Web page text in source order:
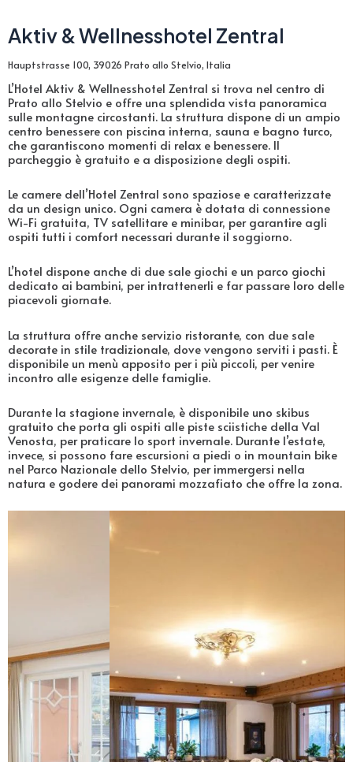
Aktiv & Wellnesshotel Zentral
Hauptstrasse 100, 39026 Prato allo Stelvio, Italia
L’Hotel Aktiv & Wellnesshotel Zentral si trova nel centro di
Prato allo Stelvio e offre una splendida vista panoramica
sulle montagne circostanti. La struttura dispone di un ampio
centro benessere con piscina interna, sauna e bagno turco,
che garantiscono momenti di relax e benessere. Il
parcheggio è gratuito e a disposizione degli ospiti.
Le camere dell’Hotel Zentral sono spaziose e caratterizzate
da un design unico. Ogni camera è dotata di connessione
Wi-Fi gratuita, TV satellitare e minibar, per garantire agli
ospiti tutti i comfort necessari durante il soggiorno.
L’hotel dispone anche di due sale giochi e un parco giochi
dedicato ai bambini, per intrattenerli e far passare loro delle
piacevoli giornate.
La struttura offre anche servizio ristorante, con due sale
decorate in stile tradizionale, dove vengono serviti i pasti. È
disponibile un menù apposito per i più piccoli, per venire
incontro alle esigenze delle famiglie.
Durante la stagione invernale, è disponibile uno skibus
gratuito che porta gli ospiti alle piste sciistiche della Val
Venosta, per praticare lo sport invernale. Durante l’estate,
invece, si possono fare escursioni a piedi o in mountain bike
nel Parco Nazionale dello Stelvio, per immergersi nella
natura e godere dei panorami mozzafiato che offre la zona.